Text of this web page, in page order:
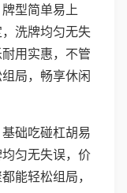
型简单易上
洗牌均匀无失
用实惠，不管
局，畅享休闲
础吃碰杠胡易
匀无失误，价
能轻松组局，